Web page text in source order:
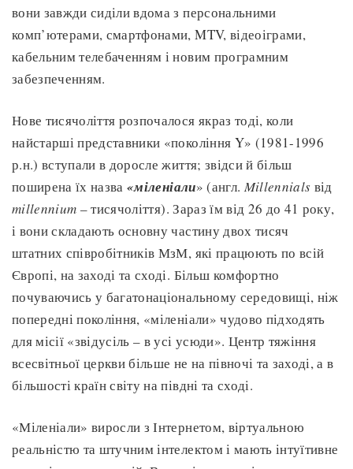
вони завжди сиділи вдома з персональними
комп’ютерами, смартфонами, MTV, відеоіграми,
кабельним телебаченням і новим програмним
забезпеченням.
Нове тисячоліття розпочалося якраз тоді, коли
найстарші представники «покоління Y» (1981-1996
р.н.) вступали в доросле життя; звідси й більш
поширена їх назва«міленіали» (англ. Millennials від
millennium – тисячоліття). Зараз їм від 26 до 41 року,
і вони складають основну частину двох тисяч
штатних співробітників МзМ, які працюють по всій
Європі, на заході та сході. Більш комфортно
почуваючись у багатонаціональному середовищі, ніж
попередні покоління, «міленіали» чудово підходять
для місії «звідусіль – в усі усюди». Центр тяжіння
всесвітньої церкви більше не на півночі та заході, а в
більшості країн світу на півдні та сході.
«Міленіали» виросли з Інтернетом, віртуальною
реальністю та штучним інтелектом і мають інтуїтивне